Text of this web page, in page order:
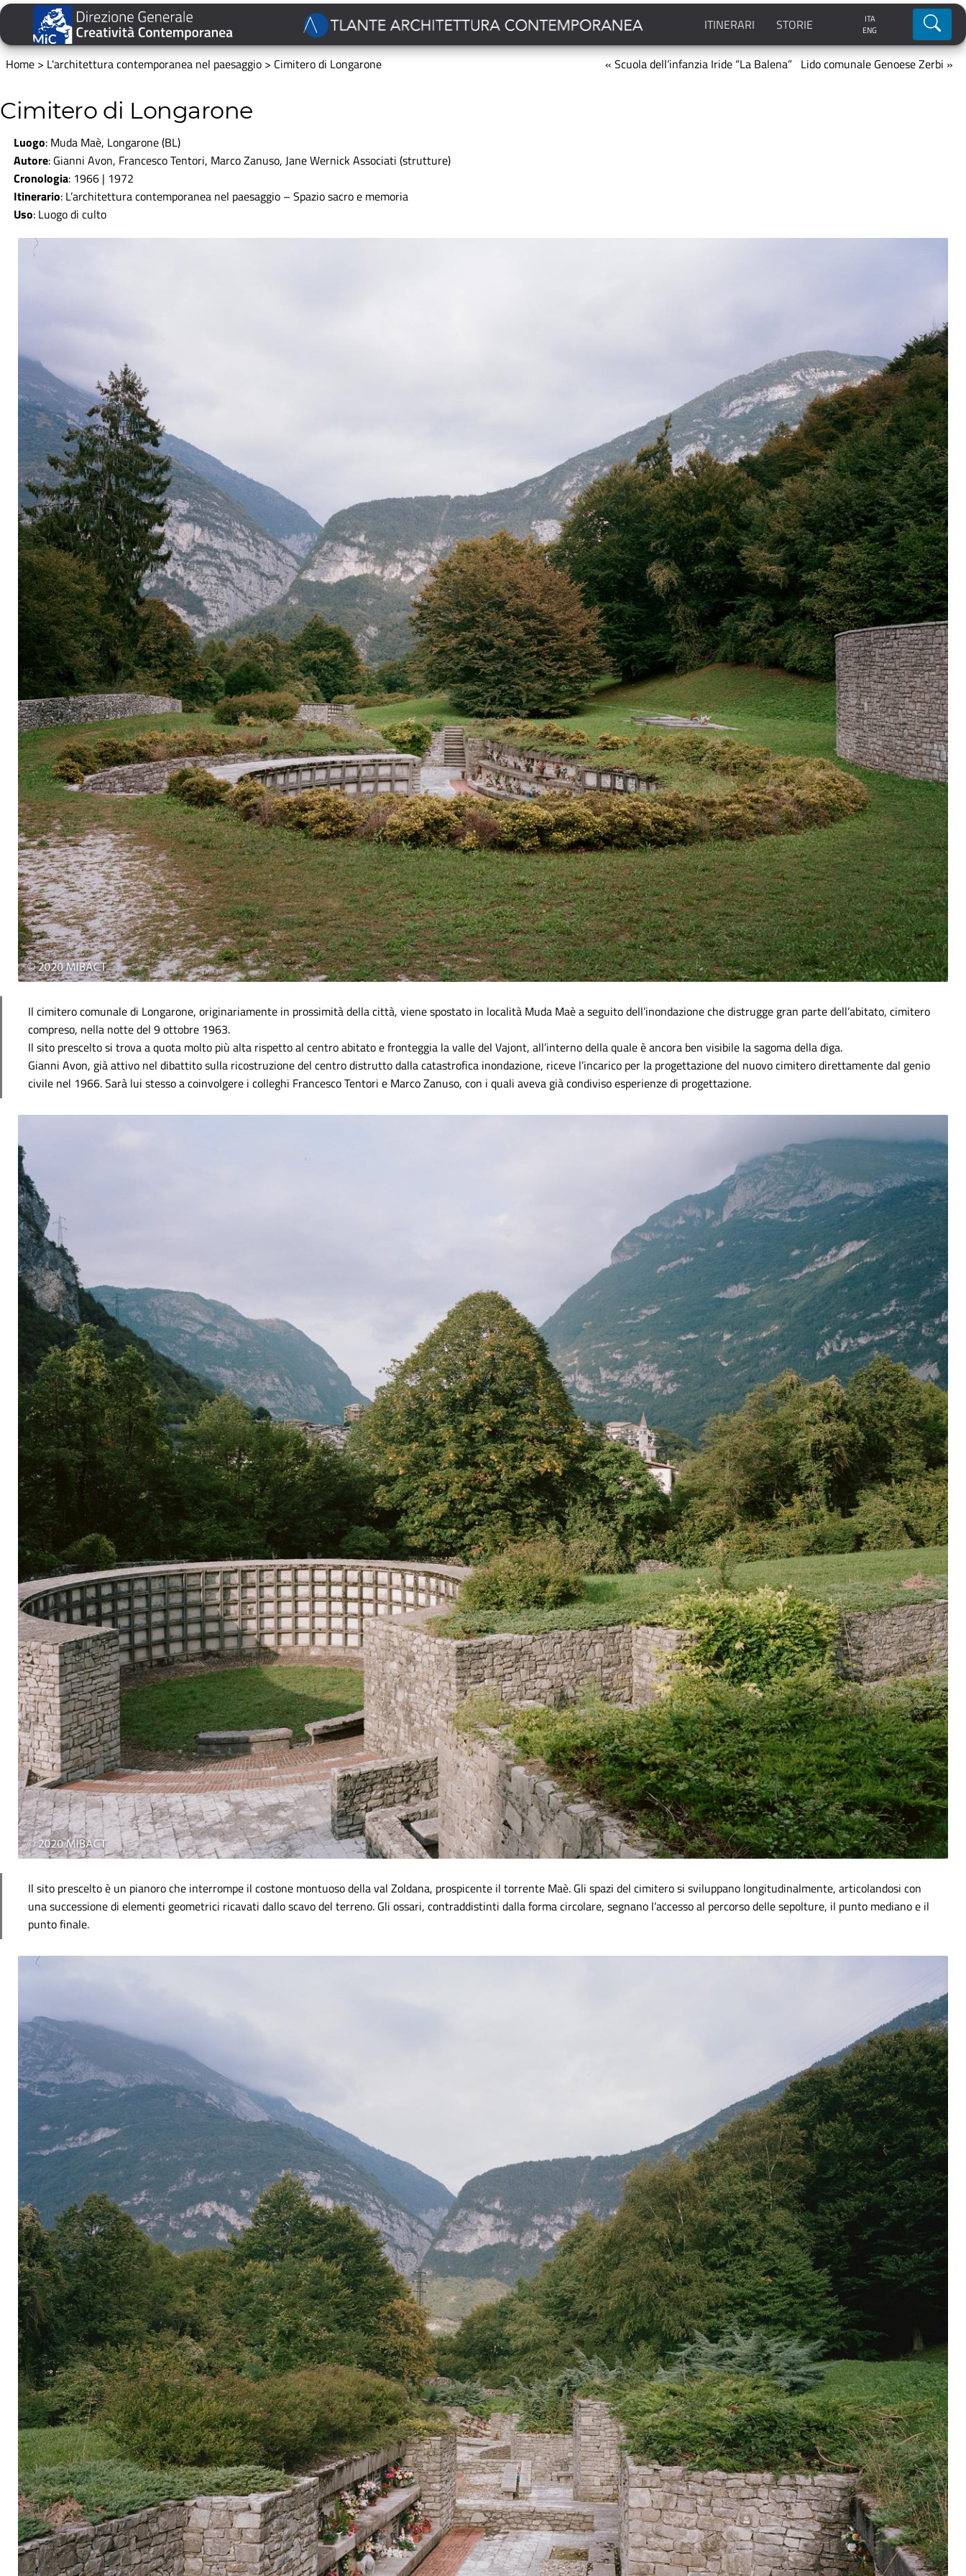
ITINERARI STORIE
ITA
ENG
Home > L'architettura contemporanea nel paesaggio > Cimitero di Longarone « Scuola dell’infanzia Iride “La Balena” Lido comunale Genoese Zerbi »
Cimitero di Longarone
Luogo: Muda Maè, Longarone (BL)
Autore: Gianni Avon, Francesco Tentori, Marco Zanuso, Jane Wernick Associati (strutture)
Cronologia: 1966 | 1972
Itinerario: L’architettura contemporanea nel paesaggio –Spazio sacro e memoria
Uso: Luogo di culto
Il cimitero comunale di Longarone, originariamente in prossimità della città, viene spostato in località Muda Maè a seguito dell’inondazione che distrugge gran parte dell’abitato, cimitero
compreso, nella notte del 9 ottobre 1963.
Il sito prescelto si trova a quota molto più alta rispetto al centro abitato e fronteggia la valle del Vajont, all’interno della quale è ancora ben visibile la sagoma della diga.
Gianni Avon, già attivo nel dibattito sulla ricostruzione del centro distrutto dalla catastrofica inondazione, riceve l’incarico per la progettazione del nuovo cimitero direttamente dal genio
civile nel 1966. Sarà lui stesso a coinvolgere i colleghi Francesco Tentori e Marco Zanuso, con i quali aveva già condiviso esperienze di progettazione.
Il sito prescelto è un pianoro che interrompe il costone montuoso della val Zoldana, prospicente il torrente Maè. Gli spazi del cimitero si sviluppano longitudinalmente, articolandosi con
una successione di elementi geometrici ricavati dallo scavo del terreno. Gli ossari, contraddistinti dalla forma circolare, segnano l’accesso al percorso delle sepolture, il punto mediano e il
punto finale.